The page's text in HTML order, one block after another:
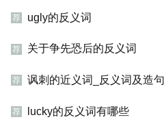
荐 ugly的反义词
荐 关于争先恐后的反义词
荐 讽刺的近义词_反义词及造句
荐 lucky的反义词有哪些